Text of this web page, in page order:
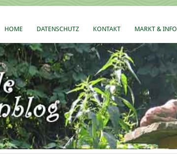
HOME DATENSCHUTZ KONTAKT MARKT & INFO